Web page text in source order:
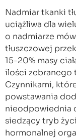
Nadmiar tkanki
uciążliwa dla
o nadmiarze
tłuszczowej
15-20% masy
ilości zebranego
Czynnikami,
powstawania
nieodpowiednia
siedzący tryb
hormonalnej